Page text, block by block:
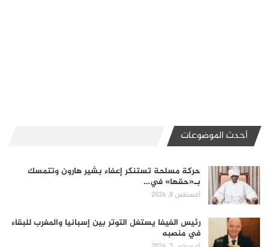
أحدث الموضوعات
حركة مسلحة تستنكر إعفاء بشير هارون وتتمسك
بـ«حقها» في…
أغسطس 8, 2026
رئيس الفيفا يستغل التوتر بين إسبانيا والمغرب للبقاء
في منصبه